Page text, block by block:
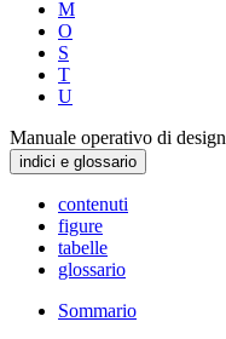
M
O
S
T
U
Manuale operativo di design
indici e glossario
contenuti
figure
tabelle
glossario
Sommario